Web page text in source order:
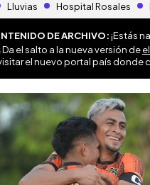
Lluvias Hospital Rosales
DE ARCHIVO:¡Estás
el salto a la nueva versión de
el nuevo portal país donde